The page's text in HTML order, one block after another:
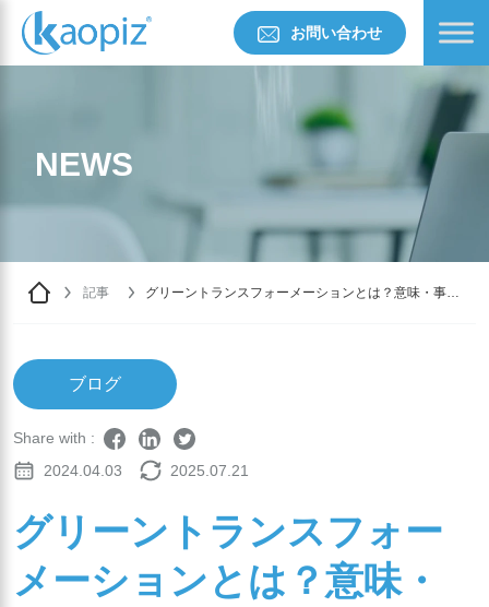
お問い合わせ
NEWS
記事
グリーントランスフォーメーションとは？意味・事
ブログ
Share with :
2024.04.03
2025.07.21
グリーントランスフォー
メーションとは？意味・